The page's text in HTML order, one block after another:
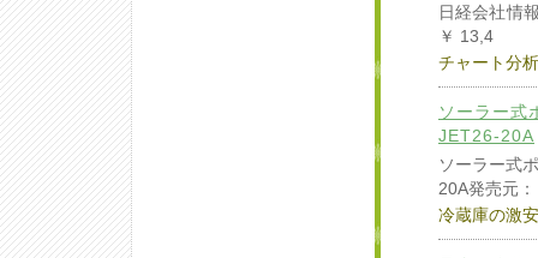
日経会社情
￥ 13,4
チャート分
ソーラー
JET26-20A
ソーラー式
20A発売元
冷蔵庫の激